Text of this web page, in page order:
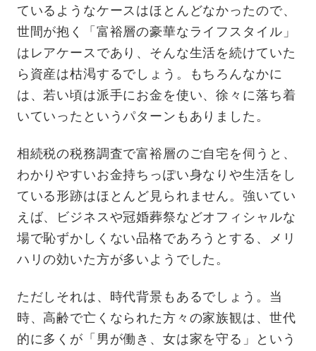
ているようなケースはほとんどなかったので、
世間が抱く「富裕層の豪華なライフスタイル」
はレアケースであり、そんな生活を続けていた
ら資産は枯渇するでしょう。もちろんなかに
は、若い頃は派手にお金を使い、徐々に落ち着
いていったというパターンもありました。
相続税の税務調査で富裕層のご自宅を伺うと、
わかりやすいお金持ちっぽい身なりや生活をし
ている形跡はほとんど見られません。強いてい
えば、ビジネスや冠婚葬祭などオフィシャルな
場で恥ずかしくない品格であろうとする、メリ
ハリの効いた方が多いようでした。
ただしそれは、時代背景もあるでしょう。当
時、高齢で亡くなられた方々の家族観は、世代
的に多くが「男が働き、女は家を守る」という